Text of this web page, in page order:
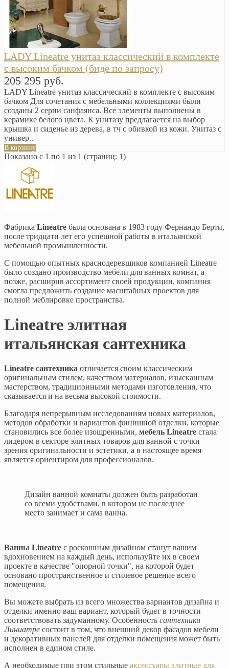
LADY Lineatre унитаз классический в комплекте
с высоким бачком (биде по запросу)
205 295 руб.
LADY Lineatre унитаз классический в комплекте с высоким
бачком Для сочетания с мебельными коллекциями были
созданы 2 серии санфаянса. Все элементы выполнены в
керамике белого цвета. К унитазу предлагается на выбор
крышка и сиденье из дерева, в тч с обивкой из кожи. Унитаз с
универ..
В корзину
Показано с 1 по 1 из 1 (страниц: 1)
Фабрика Lineatre была основана в 1983 году Фернандо Берти,
после тридцати лет его успешной работы в итальянской
мебельной промышленности.
С помощью опытных краснодеревщиков компанией Lineatre
было создано производство мебели для ванных комнат, а
позже, расширив ассортимент своей продукции, компания
смогла предложить создание масштабных проектов для
полной меблировке пространства.
Lineatre элитная
итальянская сантехника
Lineatre сантехника отличается своим классическим
оригинальным стилем, качеством материалов, изысканным
мастерством, традиционными методами изготовления, что
сказывается и на весьма высокой стоимости.
Благодаря непрерывным исследованиям новых материалов,
методов обработки и вариантов финишной отделки, которые
становились все более изощренными, мебель Lineatre стала
лидером в секторе элитных товаров для ванной с точки
зрения оригинальности и эстетики, а в настоящее время
является ориентиром для профессионалов.
Дизайн ванной комнаты должен быть разработан
со всеми удобствами, в котором не последнее
место занимает и сама ванна.
Ванны Lineatre с роскошным дизайном станут вашим
вдохновением на каждый день, используйте их в своем
проекте в качестве "опорной точки", на которой будет
основано пространственное и стилевое решение всего
помещения.
Вы можете выбрать из всего множества вариантов дизайна и
отделки именно ваш вариант, который будет в точности
соответствовать задуманному. Особенность сантехники
Линиатре состоит в том, что внешний декор фасадов мебели
и декоративных панелей для отделки помещения может быть
исполнен в едином стиле.
А необходимые при этом стильные аксессуары элитные для